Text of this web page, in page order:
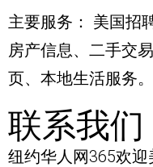
主要服务： 美国招
房产信息、二手交
页、本地生活服务。
联系我们
纽约华人网365欢